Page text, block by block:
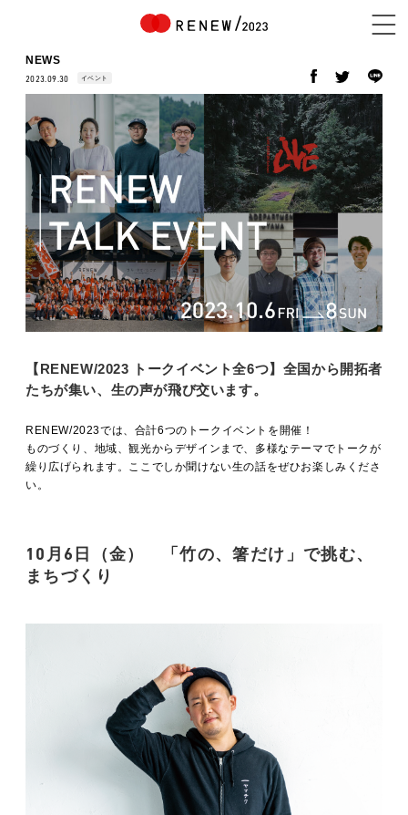
NEWS
ABOUT
CONTENTS
EXHIBITOR
CONTACT
NEWS
2023.09.30 イベント
【RENEW/2023 トークイベント全6つ】全国から開拓者
たちが集い、生の声が飛び交います。
RENEW/2023では、合計6つのトークイベントを開催！
ものづくり、地域、観光からデザインまで、多様なテーマでトークが
繰り広げられます。ここでしか聞けない生の話をぜひお楽しみくださ
い。
10月6日（金）
「竹の、箸だけ」で挑む、
まちづくり